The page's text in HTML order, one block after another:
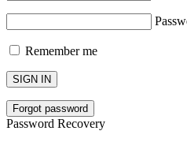
Remember me
SIGN IN
Forgot password
Password Recovery